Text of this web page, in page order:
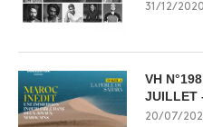
31/12/2020
VH
JUILLET
20/07/